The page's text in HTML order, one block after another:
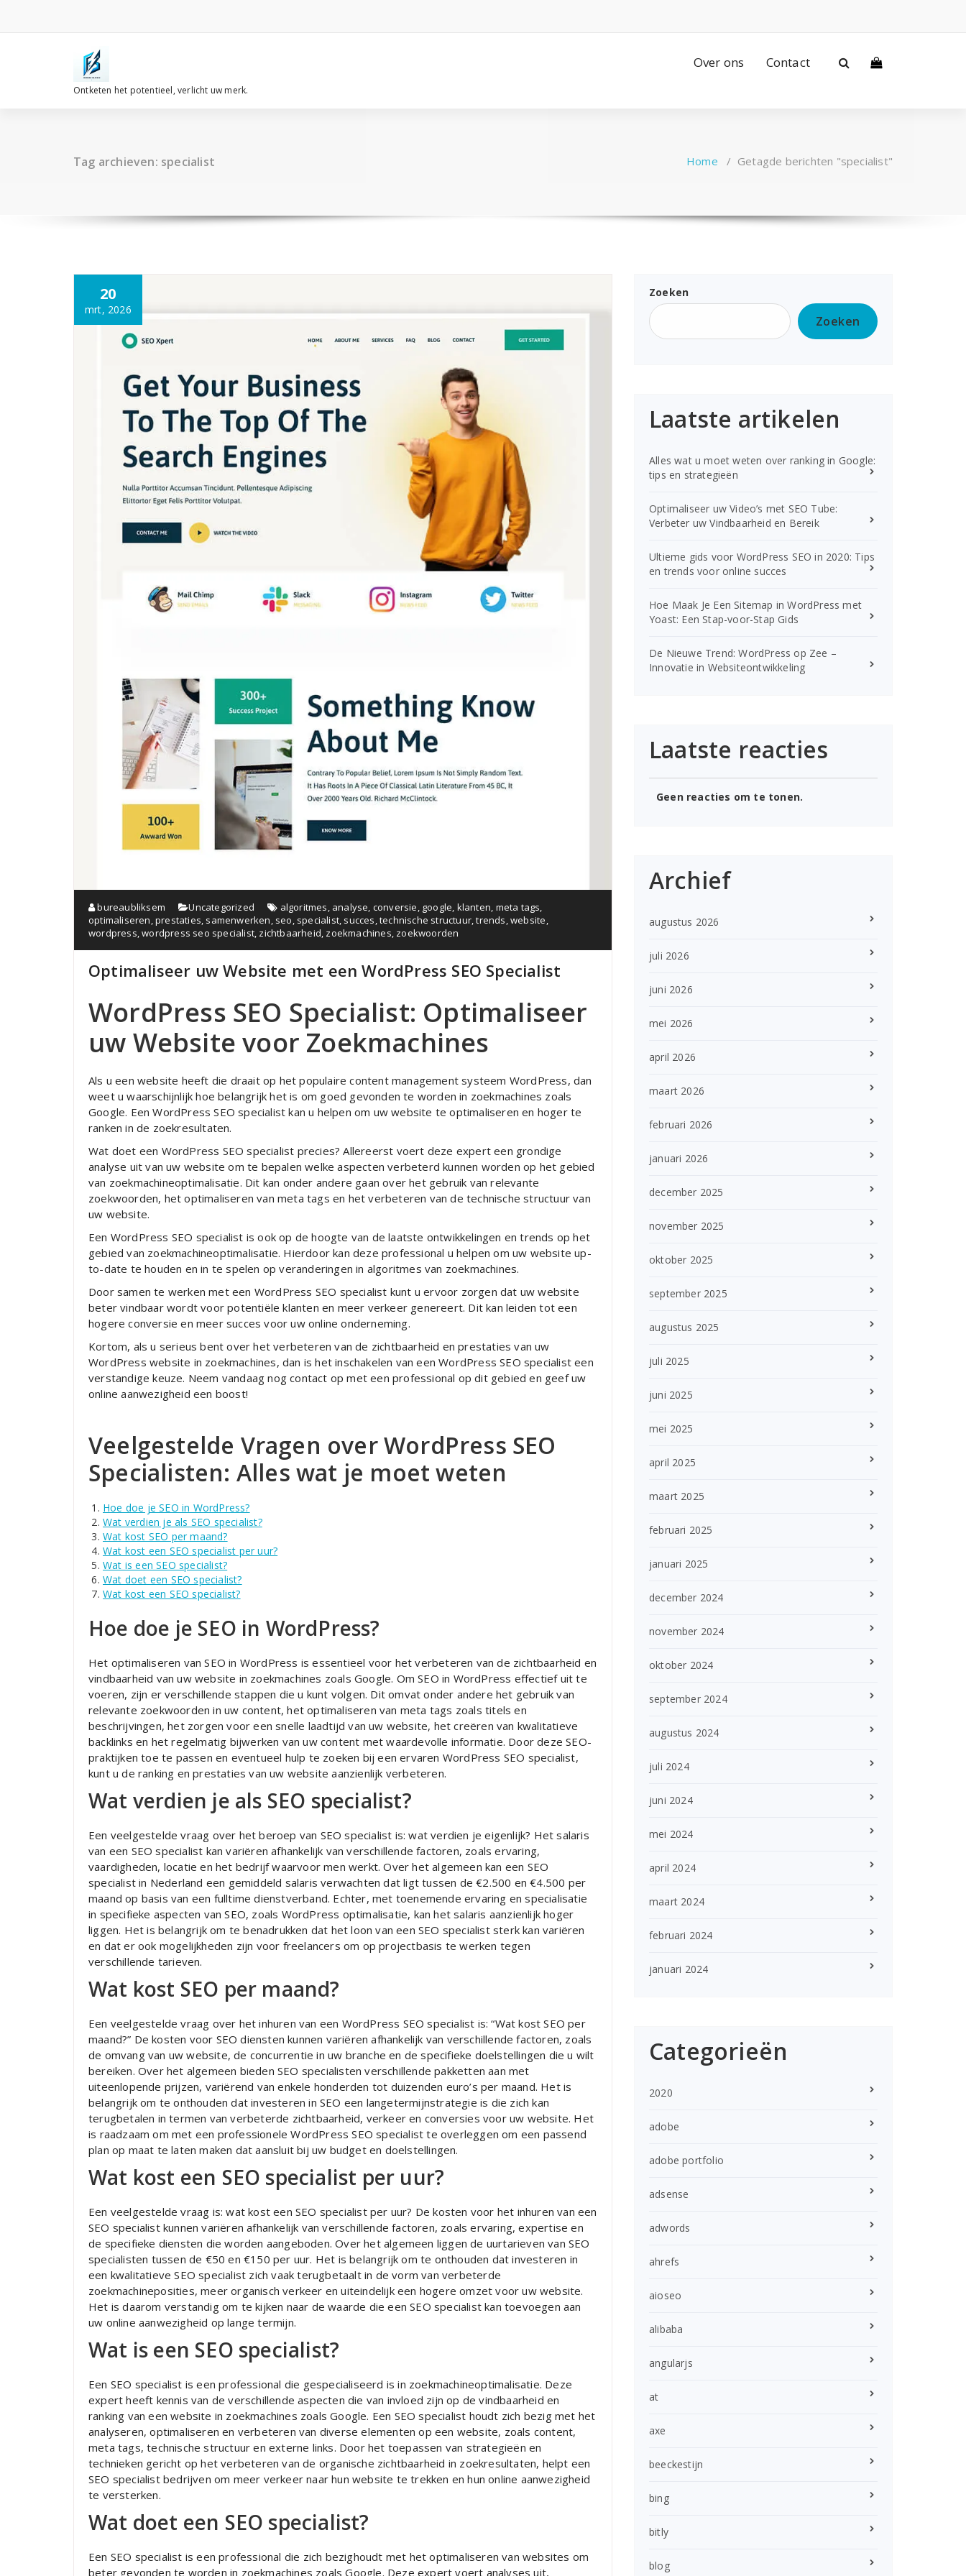
de
Ontketen het potentieel, verlicht uw merk.
Over ons Contact
Tag archieven: specialist Home / Getagde berichten "specialist"
20
mrt, 2026
bureaubliksem Uncategorized algoritmes, analyse, conversie, google, klanten, meta tags,
optimaliseren,prestaties, samenwerken, seo, specialist, succes,technische structuur,trends,website,
wordpress,wordpress seo specialist, zichtbaarheid, zoekmachines, zoekwoorden
Optimaliseer uw Website met een WordPress SEO Specialist
WordPress SEO Specialist: Optimaliseer
uw Website voor Zoekmachines
Als u een website heeft die draait op het populaire content management systeem WordPress, dan
weet u waarschijnlijk hoe belangrijk het is om goed gevonden te worden in zoekmachines zoals
Google. Een WordPress SEO specialist kan u helpen om uw website te optimaliseren en hoger te
ranken in de zoekresultaten.
Wat doet een WordPress SEO specialist precies? Allereerst voert deze expert een grondige
analyse uit van uw website om te bepalen welke aspecten verbeterd kunnen worden op het gebied
van zoekmachineoptimalisatie. Dit kan onder andere gaan over het gebruik van relevante
zoekwoorden, het optimaliseren van meta tags en het verbeteren van de technische structuur van
uw website.
Een WordPress SEO specialist is ook op de hoogte van de laatste ontwikkelingen en trends op het
gebied van zoekmachineoptimalisatie. Hierdoor kan deze professional u helpen om uw website up-
to-date te houden en in te spelen op veranderingen in algoritmes van zoekmachines.
Door samen te werken met een WordPress SEO specialist kunt u ervoor zorgen dat uw website
beter vindbaar wordt voor potentiële klanten en meer verkeer genereert. Dit kan leiden tot een
hogere conversie en meer succes voor uw online onderneming.
Kortom, als u serieus bent over het verbeteren van de zichtbaarheid en prestaties van uw
WordPress website in zoekmachines, dan is het inschakelen van een WordPress SEO specialist een
verstandige keuze. Neem vandaag nog contact op met een professional op dit gebied en geef uw
online aanwezigheid een boost!
Veelgestelde Vragen over WordPress SEO
Specialisten: Alles wat je moet weten
Hoe doe je SEO in WordPress?
Wat verdien je als SEO specialist?
Wat kost SEO per maand?
Wat kost een SEO specialist per uur?
Wat is een SEO specialist?
Wat doet een SEO specialist?
Wat kost een SEO specialist?
Hoe doe je SEO in WordPress?
Het optimaliseren van SEO in WordPress is essentieel voor het verbeteren van de zichtbaarheid en
vindbaarheid van uw website in zoekmachines zoals Google. Om SEO in WordPress effectief uit te
voeren, zijn er verschillende stappen die u kunt volgen. Dit omvat onder andere het gebruik van
relevante zoekwoorden in uw content, het optimaliseren van meta tags zoals titels en
beschrijvingen, het zorgen voor een snelle laadtijd van uw website, het creëren van kwalitatieve
backlinks en het regelmatig bijwerken van uw content met waardevolle informatie. Door deze SEO-
praktijken toe te passen en eventueel hulp te zoeken bij een ervaren WordPress SEO specialist,
kunt u de ranking en prestaties van uw website aanzienlijk verbeteren.
Wat verdien je als SEO specialist?
Een veelgestelde vraag over het beroep van SEO specialist is: wat verdien je eigenlijk? Het salaris
van een SEO specialist kan variëren afhankelijk van verschillende factoren, zoals ervaring,
vaardigheden, locatie en het bedrijf waarvoor men werkt. Over het algemeen kan een SEO
specialist in Nederland een gemiddeld salaris verwachten dat ligt tussen de €2.500 en €4.500 per
maand op basis van een fulltime dienstverband. Echter, met toenemende ervaring en specialisatie
in specifieke aspecten van SEO, zoals WordPress optimalisatie, kan het salaris aanzienlijk hoger
liggen. Het is belangrijk om te benadrukken dat het loon van een SEO specialist sterk kan variëren
en dat er ook mogelijkheden zijn voor freelancers om op projectbasis te werken tegen
verschillende tarieven.
Wat kost SEO per maand?
Een veelgestelde vraag over het inhuren van een WordPress SEO specialist is: “Wat kost SEO per
maand?” De kosten voor SEO diensten kunnen variëren afhankelijk van verschillende factoren, zoals
de omvang van uw website, de concurrentie in uw branche en de specifieke doelstellingen die u wilt
bereiken. Over het algemeen bieden SEO specialisten verschillende pakketten aan met
uiteenlopende prijzen, variërend van enkele honderden tot duizenden euro’s per maand. Het is
belangrijk om te onthouden dat investeren in SEO een langetermijnstrategie is die zich kan
terugbetalen in termen van verbeterde zichtbaarheid, verkeer en conversies voor uw website. Het
is raadzaam om met een professionele WordPress SEO specialist te overleggen om een passend
plan op maat te laten maken dat aansluit bij uw budget en doelstellingen.
Wat kost een SEO specialist per uur?
Een veelgestelde vraag is: wat kost een SEO specialist per uur? De kosten voor het inhuren van een
SEO specialist kunnen variëren afhankelijk van verschillende factoren, zoals ervaring, expertise en
de specifieke diensten die worden aangeboden. Over het algemeen liggen de uurtarieven van SEO
specialisten tussen de €50 en €150 per uur. Het is belangrijk om te onthouden dat investeren in
een kwalitatieve SEO specialist zich vaak terugbetaalt in de vorm van verbeterde
zoekmachineposities, meer organisch verkeer en uiteindelijk een hogere omzet voor uw website.
Het is daarom verstandig om te kijken naar de waarde die een SEO specialist kan toevoegen aan
uw online aanwezigheid op lange termijn.
Wat is een SEO specialist?
Een SEO specialist is een professional die gespecialiseerd is in zoekmachineoptimalisatie. Deze
expert heeft kennis van de verschillende aspecten die van invloed zijn op de vindbaarheid en
ranking van een website in zoekmachines zoals Google. Een SEO specialist houdt zich bezig met het
analyseren, optimaliseren en verbeteren van diverse elementen op een website, zoals content,
meta tags, technische structuur en externe links. Door het toepassen van strategieën en
technieken gericht op het verbeteren van de organische zichtbaarheid in zoekresultaten, helpt een
SEO specialist bedrijven om meer verkeer naar hun website te trekken en hun online aanwezigheid
te versterken.
Wat doet een SEO specialist?
Een SEO specialist is een professional die zich bezighoudt met het optimaliseren van websites om
beter gevonden te worden in zoekmachines zoals Google. Deze expert voert analyses uit,
Zoeken
Zoeken
Laatste artikelen
Alles wat u moet weten over ranking in Google:
tips en strategieën
Optimaliseer uw Video’s met SEO Tube:
Verbeter uw Vindbaarheid en Bereik
Ultieme gids voor WordPress SEO in 2020: Tips
en trends voor online succes
Hoe Maak Je Een Sitemap in WordPress met
Yoast: Een Stap-voor-Stap Gids
De Nieuwe Trend: WordPress op Zee –
Innovatie in Websiteontwikkeling
Laatste reacties
Geen reacties om te tonen.
Archief
augustus 2026
juli 2026
juni 2026
mei 2026
april 2026
maart 2026
februari 2026
januari 2026
december 2025
november 2025
oktober 2025
september 2025
augustus 2025
juli 2025
juni 2025
mei 2025
april 2025
maart 2025
februari 2025
januari 2025
december 2024
november 2024
oktober 2024
september 2024
augustus 2024
juli 2024
juni 2024
mei 2024
april 2024
maart 2024
februari 2024
januari 2024
Categorieën
2020
adobe
adobe portfolio
adsense
adwords
ahrefs
aioseo
alibaba
angularjs
at
axe
beeckestijn
bing
bitly
blog